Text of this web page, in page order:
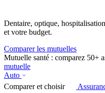
Dentaire, optique,
et votre budget.
Comparer les mutuelles
Mutuelle santé : comparez 50+
mutuelle
Auto
Comparer et choisir